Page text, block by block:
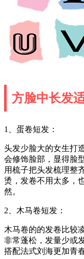
方脸中长发
1、蛋卷短发：
头发少脸大的女生打
会修饰脸部，显得脸
用梳子把头发梳理整
烫，发卷不用太多，
然。
2、木马卷短发：
木马卷的的发卷比较
非常蓬松，发量少或
搭配法式刘海更加青